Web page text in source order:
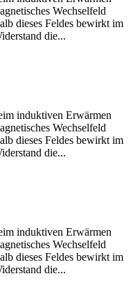
Wechselfeld
dieses Feldes bewirkt im
die...
induktiven Erwärmen
Wechselfeld
dieses Feldes bewirkt im
die...
induktiven Erwärmen
Wechselfeld
dieses Feldes bewirkt im
die...